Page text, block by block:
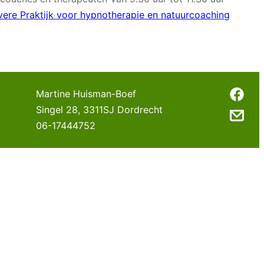
Praktijk voor hypnotherapie en natuurcoaching
Martine Huisman-Boef
Singel 28, 3311SJ Dordrecht
06-17444752